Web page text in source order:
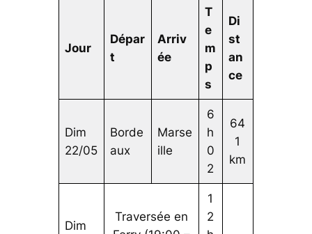
Jour
Dépar
t
Arriv
ée
T
e
m
p
s
Di
st
an
ce
Dim
22/05
Borde
aux
Marse
ille
6
h
0
2
64
1
km
Dim
Traversée en
1
2